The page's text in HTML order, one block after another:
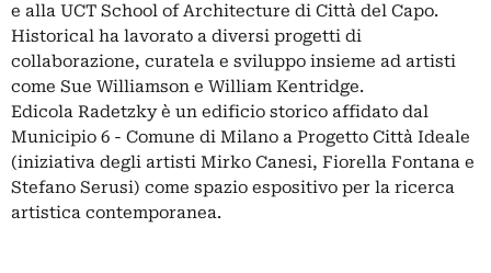
e alla UCT School of Architecture di Città del Capo.
Historical ha lavorato a diversi progetti di
collaborazione, curatela e sviluppo insieme ad artisti
come Sue Williamson e William Kentridge.
Edicola Radetzky è un edificio storico affidato dal
Municipio 6 - Comune di Milano a Progetto Città Ideale
(iniziativa degli artisti Mirko Canesi, Fiorella Fontana e
Stefano Serusi) come spazio espositivo per la ricerca
artistica contemporanea.